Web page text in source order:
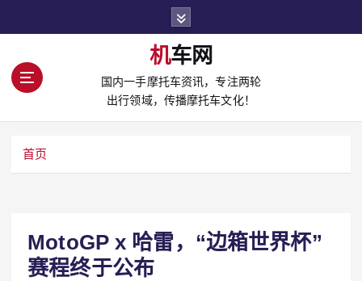
c
机车网
国内一手摩托车资讯，专注两轮
出行领域，传播摩托车文化！
首页
MotoGP x 哈雷，“边箱世界杯”
赛程终于公布